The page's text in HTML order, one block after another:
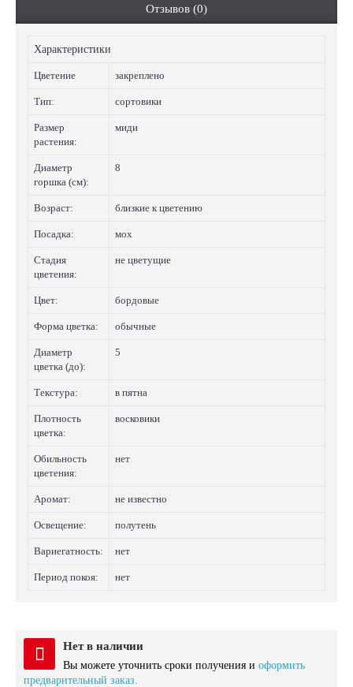
Отзывов (0)
Характеристики
Цветение закреплено
Тип: сортовики
Размер
растения:
миди
Диаметр
горшка (см):
8
Возраст: близкие к цветению
Посадка: мох
Стадия
цветения:
не цветущие
Цвет: бордовые
Форма цветка: обычные
Диаметр
цветка (до):
5
Текстура: в пятна
Плотность
цветка:
восковики
Обильность
цветения:
нет
Аромат: не известно
Освещение: полутень
Вариегатность: нет
Период покоя: нет
Нет в наличии
Вы можете уточнить сроки получения и оформить
предварительный заказ.